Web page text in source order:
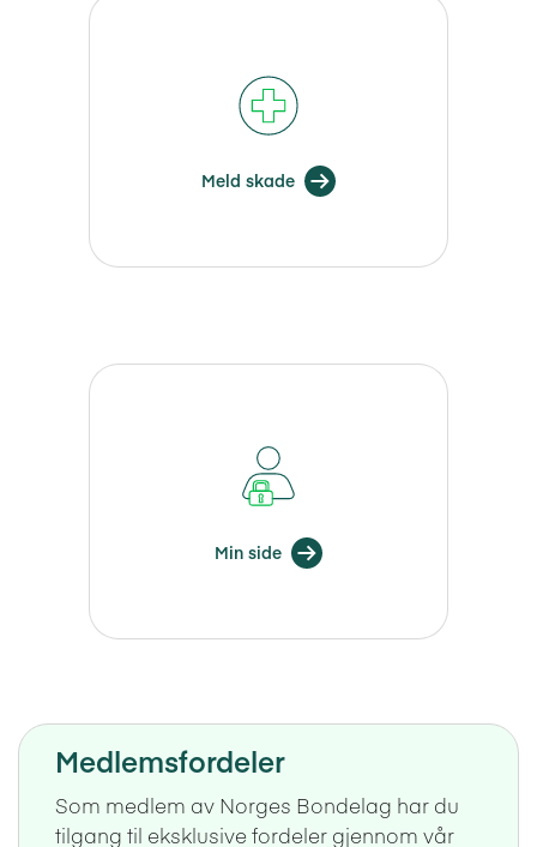
Meld skade
Min side
Medlemsfordeler
Som medlem av Norges Bondelag har du
tilgang til eksklusive fordeler gjennom vår